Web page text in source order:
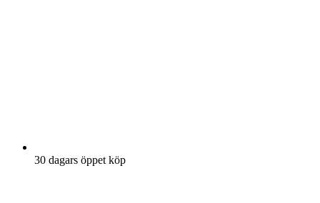
30 dagars öppet köp